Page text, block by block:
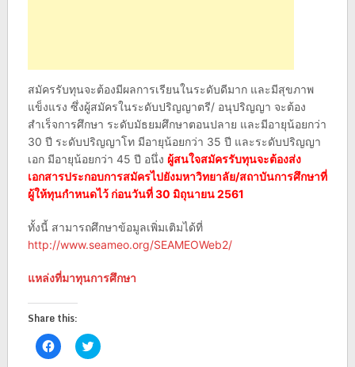
สมัครรับทุนจะต้องมีผลการเรียนในระดับดีมาก และมีสุขภาพ
แข็งแรง ซึ่งผู้สมัครในระดับปริญญาตรี/ อนุปริญญา จะต้อง
สำเร็จการศึกษา ระดับมัธยมศึกษาตอนปลาย และมีอายุน้อยกว่า
30 ปี ระดับปริญญาโท มีอายุน้อยกว่า 35 ปี และระดับปริญญา
เอก มีอายุน้อยกว่า 45 ปี อนึ่ง ผู้สนใจสมัครรับทุนจะต้องส่ง
เอกสารประกอบการสมัครไปยังมหาวิทยาลัย/สถาบันการศึกษาที่
ผู้ให้ทุนกำหนดไว้ ก่อนวันที่ 30 มิถุนายน 2561
ทั้งนี้ สามารถศึกษาข้อมูลเพิ่มเติมได้ที่
http://www.seameo.org/SEAMEOWeb2/
แหล่งที่มาทุนการศึกษา
Share this:
Click
to
Click
to